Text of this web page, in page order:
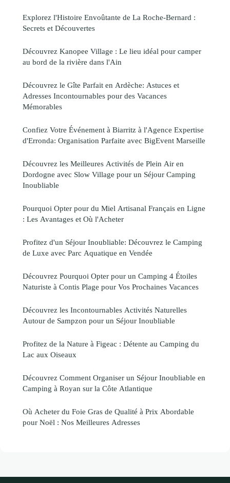
Explorez l'Histoire Envoûtante de La Roche-Bernard :
Secrets et Découvertes
Découvrez Kanopee Village : Le lieu idéal pour camper
au bord de la rivière dans l'Ain
Découvrez le Gîte Parfait en Ardèche: Astuces et
Adresses Incontournables pour des Vacances
Mémorables
Confiez Votre Événement à Biarritz à l'Agence Expertise
d'Erronda: Organisation Parfaite avec BigEvent Marseille
Découvrez les Meilleures Activités de Plein Air en
Dordogne avec Slow Village pour un Séjour Camping
Inoubliable
Pourquoi Opter pour du Miel Artisanal Français en Ligne
: Les Avantages et Où l'Acheter
Profitez d'un Séjour Inoubliable: Découvrez le Camping
de Luxe avec Parc Aquatique en Vendée
Découvrez Pourquoi Opter pour un Camping 4 Étoiles
Naturiste à Contis Plage pour Vos Prochaines Vacances
Découvrez les Incontournables Activités Naturelles
Autour de Sampzon pour un Séjour Inoubliable
Profitez de la Nature à Figeac : Détente au Camping du
Lac aux Oiseaux
Découvrez Comment Organiser un Séjour Inoubliable en
Camping à Royan sur la Côte Atlantique
Où Acheter du Foie Gras de Qualité à Prix Abordable
pour Noël : Nos Meilleures Adresses